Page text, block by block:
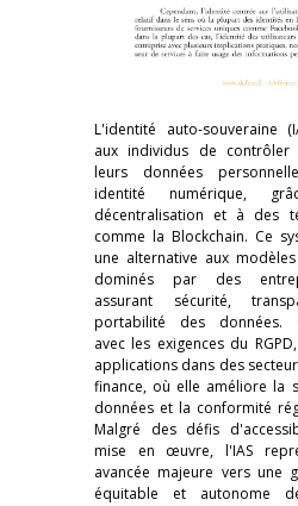
L'identité auto-souveraine
aux individus de contrôler
leurs données
identité numérique,
décentralisation et à des
comme la Blockchain. Ce
une alternative aux
dominés par des
assurant sécurité,
portabilité des données.
avec les exigences du
applications dans des
finance, où elle améliore la
données et la conformité
Malgré des défis
mise en œuvre, l'IAS
avancée majeure vers une
équitable et autonome